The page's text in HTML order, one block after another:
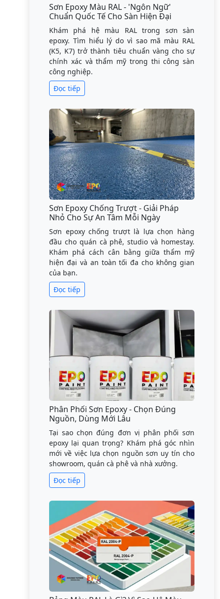
Sơn Epoxy Màu RAL - 'Ngôn Ngữ'
Chuẩn Quốc Tế Cho Sàn Hiện Đại
Khám phá hệ màu RAL trong sơn sàn
epoxy. Tìm hiểu lý do vì sao mã màu RAL
(K5, K7) trở thành tiêu chuẩn vàng cho sự
chính xác và thẩm mỹ trong thi công sàn
công nghiệp.
Đọc tiếp
Sơn Epoxy Chống Trượt - Giải Pháp
Nhỏ Cho Sự An Tâm Mỗi Ngày
Sơn epoxy chống trượt là lựa chọn hàng
đầu cho quán cà phê, studio và homestay.
Khám phá cách cân bằng giữa thẩm mỹ
hiện đại và an toàn tối đa cho không gian
của bạn.
Đọc tiếp
Phân Phối Sơn Epoxy - Chọn Đúng
Nguồn, Dùng Mới Lâu
Tại sao chọn đúng đơn vị phân phối sơn
epoxy lại quan trọng? Khám phá góc nhìn
mới về việc lựa chọn nguồn sơn uy tín cho
showroom, quán cà phê và nhà xưởng.
Đọc tiếp